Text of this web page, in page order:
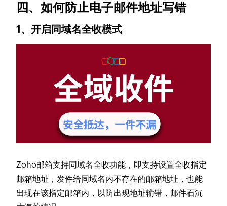
四、如何防止电子邮件地址写错
1、开启同域名全收模式
Zoho邮箱支持同域名全收功能，即支持设置全收指定
邮箱地址，发件给同域名内不存在的邮箱地址，也能
出现在该指定邮箱内，以防出现地址输错，邮件石沉